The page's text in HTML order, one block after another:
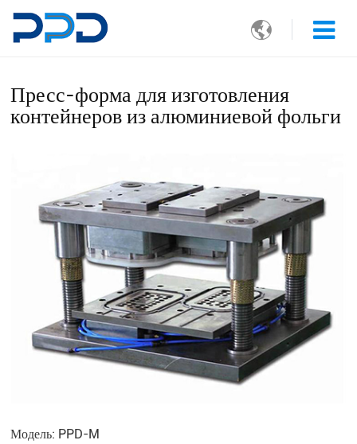

Пресс-форма для изготовления
контейнеров из алюминиевой фольги
Модель: PPD-M